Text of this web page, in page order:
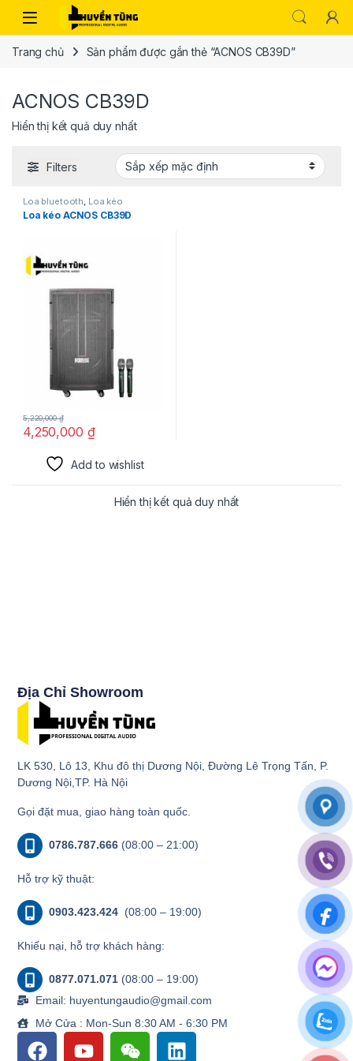
Trang chủ Sản phẩm được gắn thẻ “ACNOS CB39D”
ACNOS CB39D
Hiển thị kết quả duy nhất
Filters
Loa bluetooth Loa kéo
Loa kéo ACNOS CB39D
4,250,000 ₫
5,220,000₫
Add to wishlist
Hiển thị kết quả duy nhất
Địa Chỉ Showroom
LK 530, Lô 13, Khu đô thị Dương Nội, Đường Lê Trọng Tấn, P.
Dương Nội,TP. Hà Nội
Gọi đặt mua, giao hàng toàn quốc.
0786.787.666 (08:00 – 21:00)
Hỗ trợ kỹ thuật:
0903.423.424 (08:00 – 19:00)
Khiếu nại, hỗ trợ khách hàng:
0877.071.071 (08:00 – 19:00)
Email: huyentungaudio@gmail.com
Mở Cửa : Mon-Sun 8:30 AM - 6:30 PM